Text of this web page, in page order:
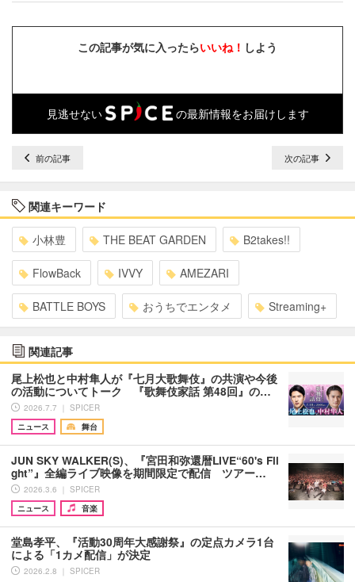
この記事が気に入ったらいいね！ しよう
見逃せない の最新情報をお届けします
前の記事 次の記事
関連キーワード
小林豊 THE BEAT GARDEN B2takes!!
FlowBack IVVY AMEZARI
BATTLE BOYS おうちでエンタメ Streaming+
関連記事
尾上松也と中村隼人が『七月大歌舞伎』の共演や今後
の活動についてトーク 『歌舞伎家話 第48回』の…
2026.7.7 ｜ SPICER
ニュース
舞台
JUN SKY WALKER(S)、『宮⽥和弥還暦LIVE“60's Fli
ght”』全編ライブ映像を期間限定で配信 ツアー…
2026.3.6 ｜ SPICER
ニュース
音楽
堂島孝平、『活動30周年大感謝祭』の定点カメラ1台
による「1カメ配信」が決定
2026.2.8 ｜ SPICER